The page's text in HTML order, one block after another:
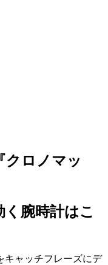
クロノマッ
腕時計はこ
キャッチフレーズにデ